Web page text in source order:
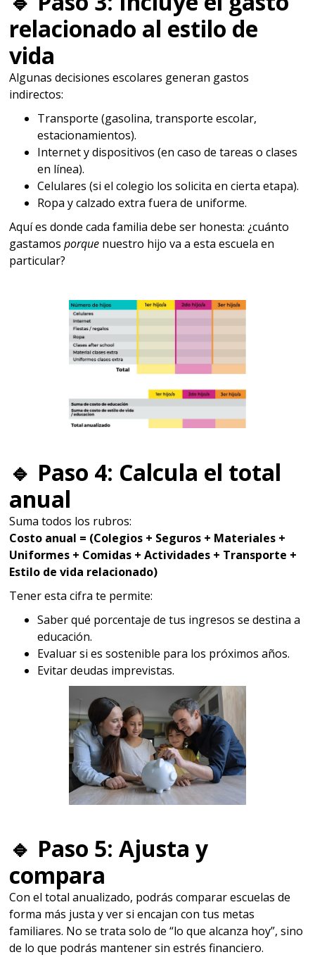
relacionado al estilo de
vida
Algunas decisiones escolares generan gastos
indirectos:
Transporte (gasolina, transporte escolar,
estacionamientos).
Internet y dispositivos (en caso de tareas o clases
en línea).
Celulares (si el colegio los solicita en cierta etapa).
Ropa y calzado extra fuera de uniforme.
Aquí es donde cada familia debe ser honesta: ¿cuánto
gastamosporque nuestro hijo va a esta escuela en
particular?
🔹 Paso 4: Calcula el total
anual
Suma todos los rubros:
Costo anual = (Colegios + Seguros + Materiales +
Uniformes + Comidas + Actividades + Transporte +
Estilo de vida relacionado)
Tener esta cifra te permite:
Saber qué porcentaje de tus ingresos se destina a
educación.
Evaluar si es sostenible para los próximos años.
Evitar deudas imprevistas.
🔹 Paso 5: Ajusta y
compara
Con el total anualizado, podrás comparar escuelas de
forma más justa y ver si encajan con tus metas
familiares. No se trata solo de “lo que alcanza hoy”, sino
de lo que podrás mantener sin estrés financiero.